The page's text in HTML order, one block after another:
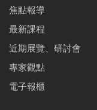
焦點報導
最新課程
近期展覽、研討會
專家觀點
電子報櫃